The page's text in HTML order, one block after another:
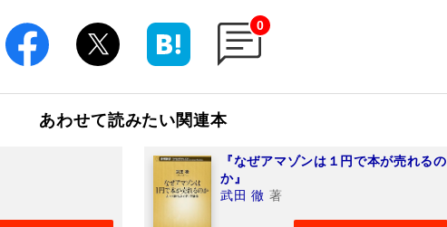
0
あわせて読みたい関連本
『なぜアマゾンは１円で本が売れるの
か』
武田 徹 著